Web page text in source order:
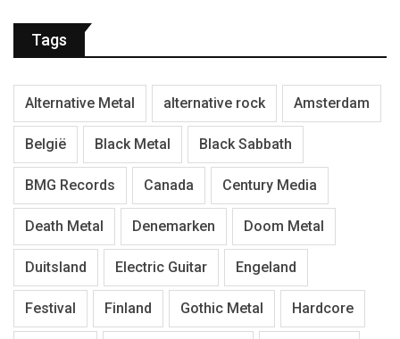
Tags
Alternative Metal alternative rock Amsterdam
België Black Metal Black Sabbath
BMG Records Canada Century Media
Death Metal Denemarken Doom Metal
Duitsland Electric Guitar Engeland
Festival Finland Gothic Metal Hardcore